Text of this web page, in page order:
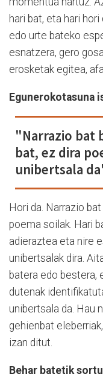
hari bat, eta hari
edo urte bateko
esnatzera, gero
erosketak egitea,
Egunerokotasuna
"Narrazio bat
bat, ez dira
unibertsala
Hori da. Narrazio
poema soilak. Hari
adieraztea eta nire
unibertsalak dira.
batera edo bestera,
dutenak
unibertsala da. Hau
gehienbat
izan ditut.
Behar batetik